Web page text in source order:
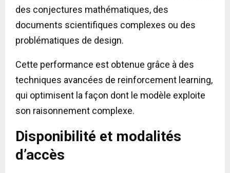
des conjectures mathématiques, des
documents scientifiques complexes ou des
problématiques de design.
Cette performance est obtenue grâce à des
techniques avancées de reinforcement learning,
qui optimisent la façon dont le modèle exploite
son raisonnement complexe.
Disponibilité et modalités
d’accès